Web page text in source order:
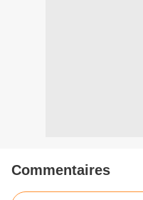
Commentaires